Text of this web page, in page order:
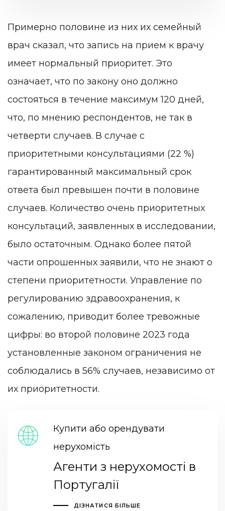
Примерно половине из них их семейный
врач сказал, что запись на прием к врачу
имеет нормальный приоритет. Это
означает, что по закону оно должно
состояться в течение максимум 120 дней,
что, по мнению респондентов, не так в
четверти случаев. В случае с
приоритетными консультациями (22 %)
гарантированный максимальный срок
ответа был превышен почти в половине
случаев. Количество очень приоритетных
консультаций, заявленных в исследовании,
было остаточным. Однако более пятой
части опрошенных заявили, что не знают о
степени приоритетности. Управление по
регулированию здравоохранения, к
сожалению, приводит более тревожные
цифры: во второй половине 2023 года
установленные законом ограничения не
соблюдались в 56% случаев, независимо от
их приоритетности.
Купити або орендувати
нерухомість
Агенти з нерухомості в
Португалії
ДІЗНАТИСЯ БІЛЬШЕ